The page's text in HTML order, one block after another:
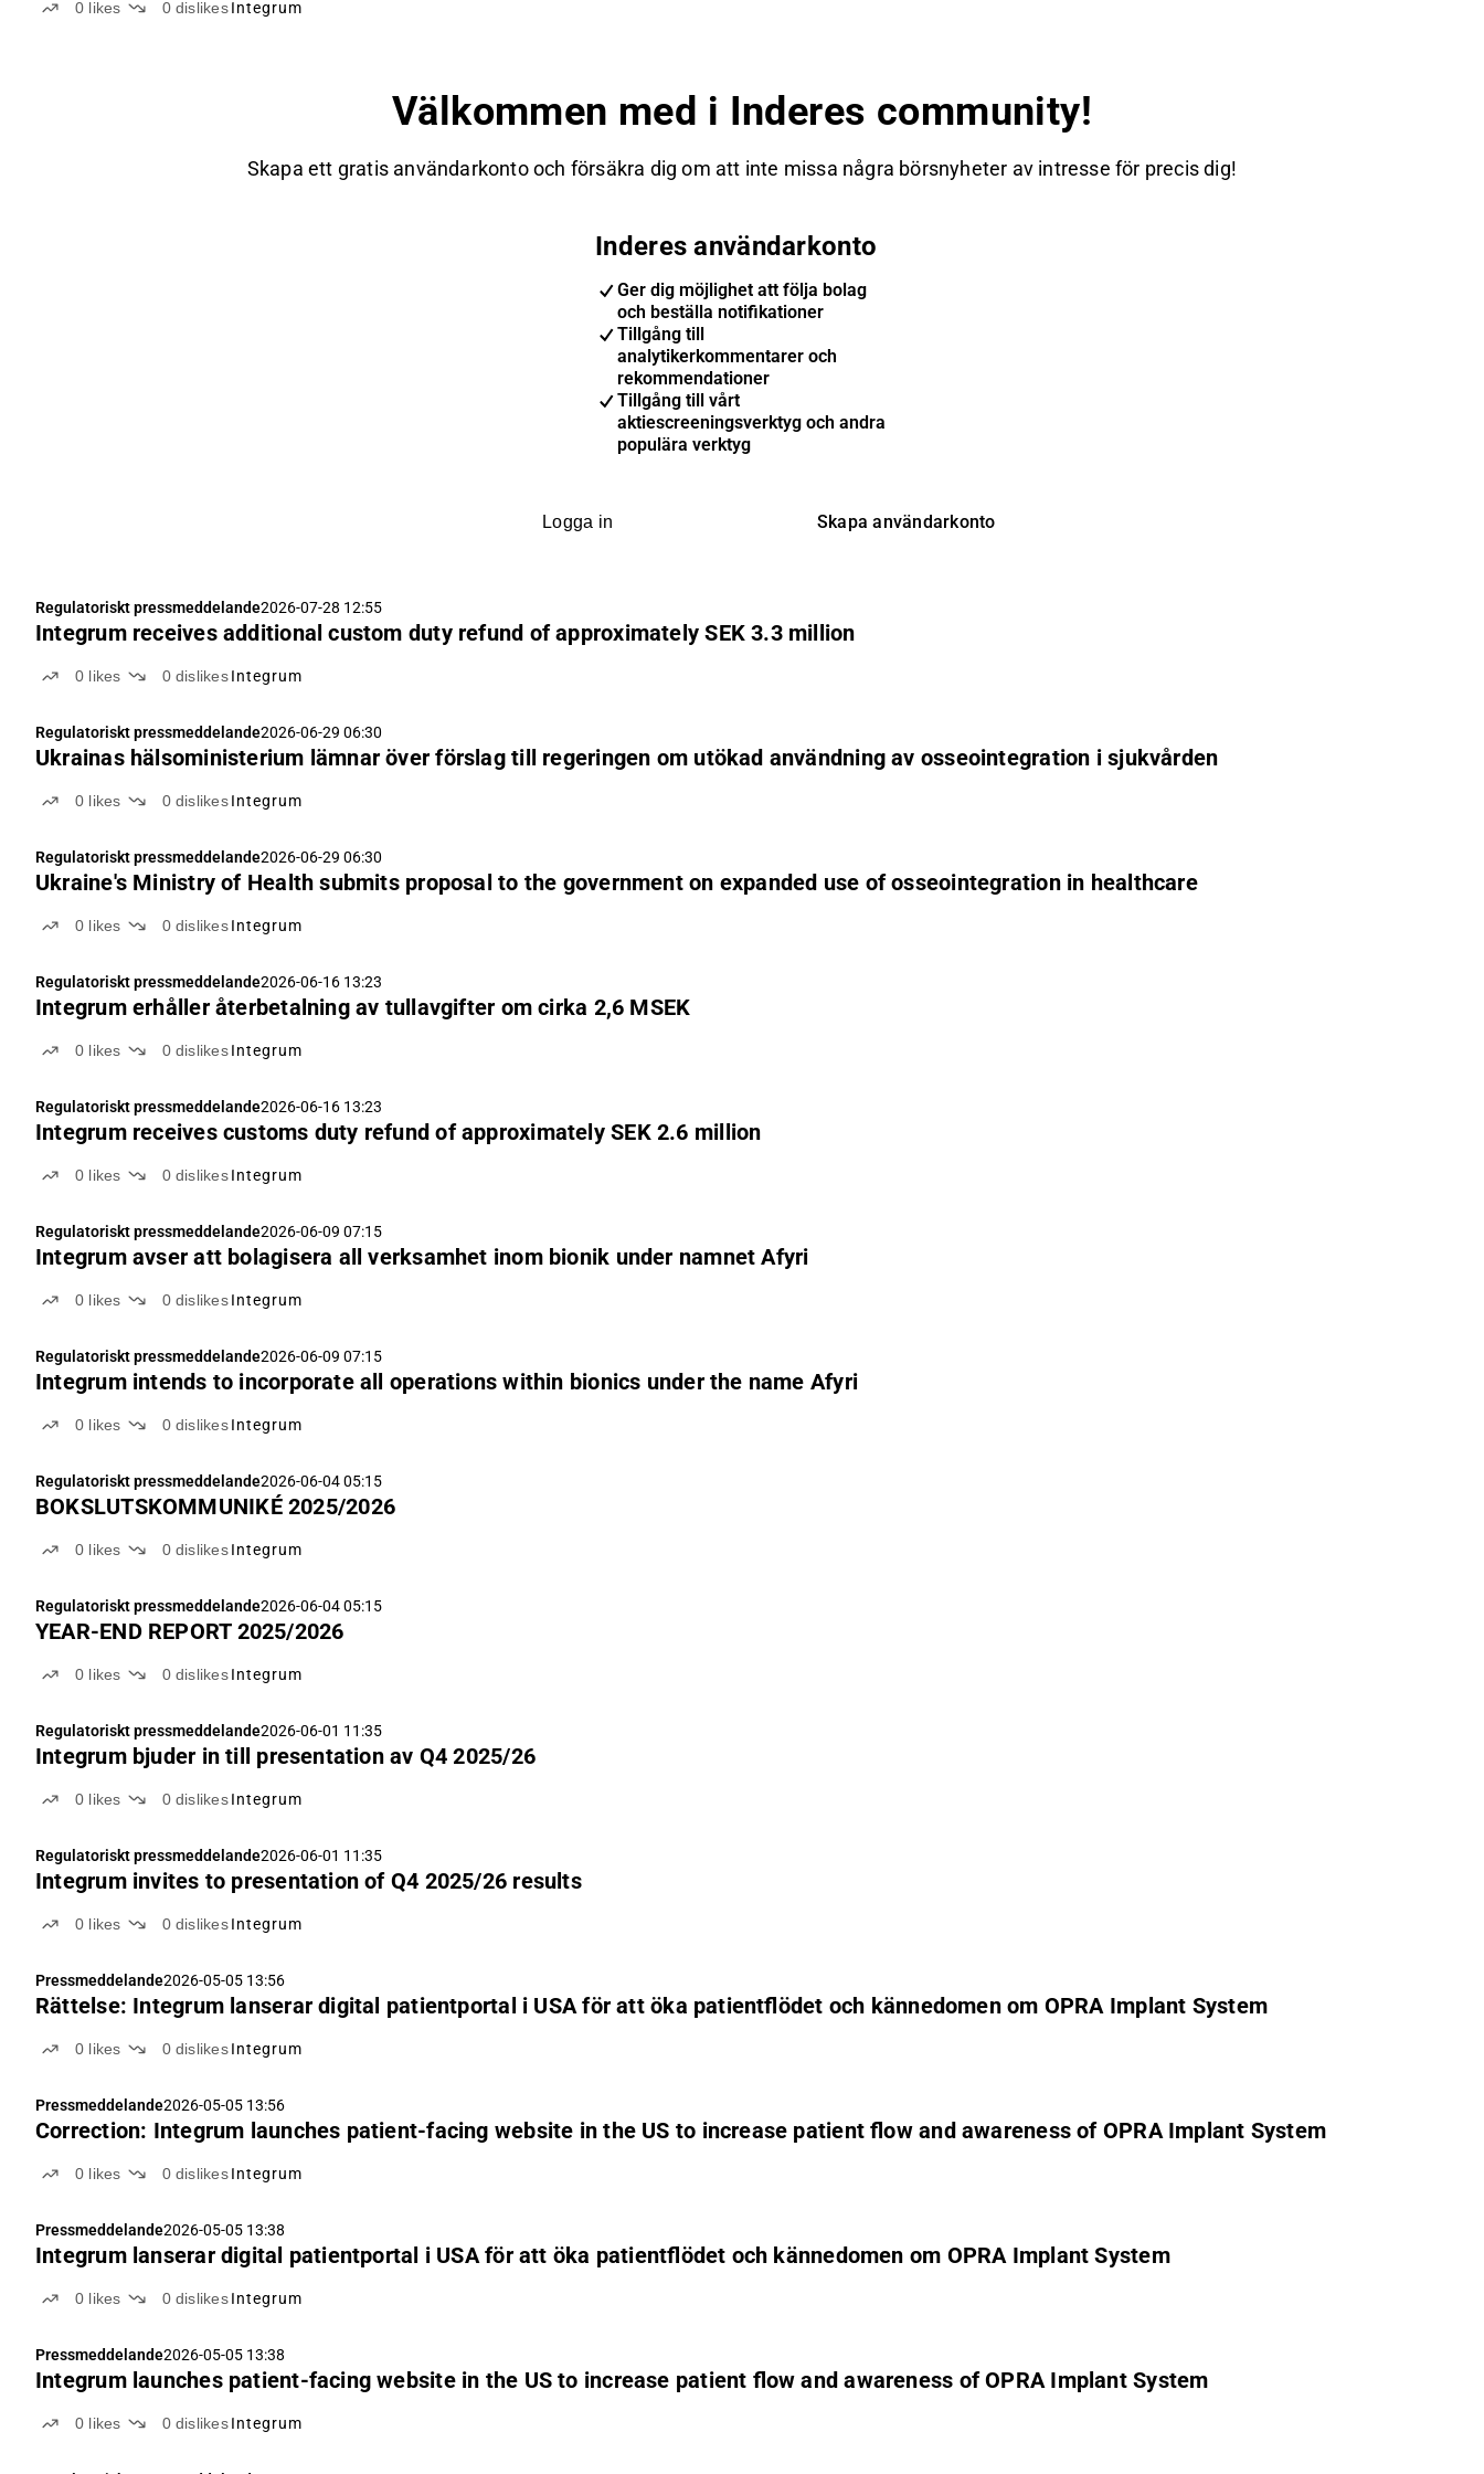
0 likes 0 dislikes Integrum
Välkommen med i Inderes community!
Skapa ett gratis användarkonto och försäkra dig om att inte missa några börsnyheter av intresse för precis dig!
Inderes användarkonto
Ger dig möjlighet att följa bolag
och beställa notifikationer
Tillgång till
analytikerkommentarer och
rekommendationer
Tillgång till vårt
aktiescreeningsverktyg och andra
populära verktyg
Logga in Skapa användarkonto
Regulatoriskt pressmeddelande2026-07-28 12:55
Integrum receives additional custom duty refund of approximately SEK 3.3 million
0 likes 0 dislikes Integrum
Regulatoriskt pressmeddelande2026-06-29 06:30
Ukrainas hälsoministerium lämnar över förslag till regeringen om utökad användning av osseointegration i sjukvården
0 likes 0 dislikes Integrum
Regulatoriskt pressmeddelande2026-06-29 06:30
Ukraine's Ministry of Health submits proposal to the government on expanded use of osseointegration in healthcare
0 likes 0 dislikes Integrum
Regulatoriskt pressmeddelande2026-06-16 13:23
Integrum erhåller återbetalning av tullavgifter om cirka 2,6 MSEK
0 likes 0 dislikes Integrum
Regulatoriskt pressmeddelande2026-06-16 13:23
Integrum receives customs duty refund of approximately SEK 2.6 million
0 likes 0 dislikes Integrum
Regulatoriskt pressmeddelande2026-06-09 07:15
Integrum avser att bolagisera all verksamhet inom bionik under namnet Afyri
0 likes 0 dislikes Integrum
Regulatoriskt pressmeddelande2026-06-09 07:15
Integrum intends to incorporate all operations within bionics under the name Afyri
0 likes 0 dislikes Integrum
Regulatoriskt pressmeddelande2026-06-04 05:15
BOKSLUTSKOMMUNIKÉ 2025/2026
0 likes 0 dislikes Integrum
Regulatoriskt pressmeddelande2026-06-04 05:15
YEAR-END REPORT 2025/2026
0 likes 0 dislikes Integrum
Regulatoriskt pressmeddelande2026-06-01 11:35
Integrum bjuder in till presentation av Q4 2025/26
0 likes 0 dislikes Integrum
Regulatoriskt pressmeddelande2026-06-01 11:35
Integrum invites to presentation of Q4 2025/26 results
0 likes 0 dislikes Integrum
Pressmeddelande2026-05-05 13:56
Rättelse: Integrum lanserar digital patientportal i USA för att öka patientflödet och kännedomen om OPRA Implant System
0 likes 0 dislikes Integrum
Pressmeddelande2026-05-05 13:56
Correction: Integrum launches patient-facing website in the US to increase patient flow and awareness of OPRA Implant System
0 likes 0 dislikes Integrum
Pressmeddelande2026-05-05 13:38
Integrum lanserar digital patientportal i USA för att öka patientflödet och kännedomen om OPRA Implant System
0 likes 0 dislikes Integrum
Pressmeddelande2026-05-05 13:38
Integrum launches patient-facing website in the US to increase patient flow and awareness of OPRA Implant System
0 likes 0 dislikes Integrum